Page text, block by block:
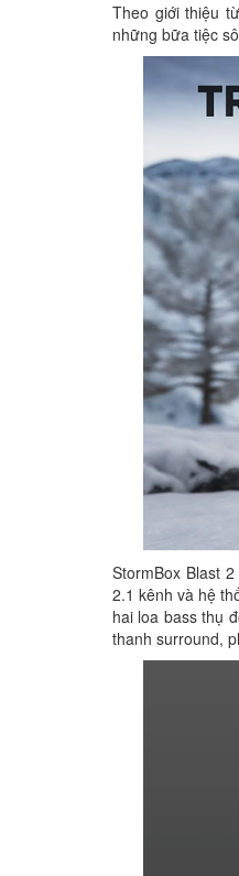
Theo giới thiệu
những bữa tiệc
StormBox Blast
2.1 kênh và hệ
hai loa bass thụ
thanh surround,